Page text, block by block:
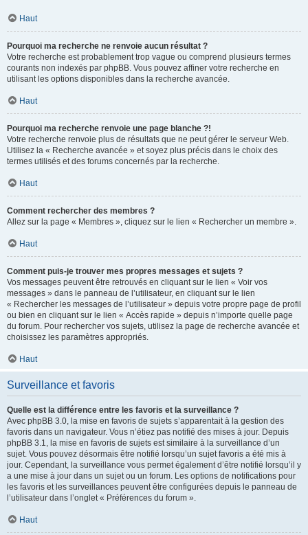
Haut
Pourquoi ma recherche ne renvoie aucun résultat ?
Votre recherche est probablement trop vague ou comprend plusieurs termes
courants non indexés par phpBB. Vous pouvez affiner votre recherche en
utilisant les options disponibles dans la recherche avancée.
Haut
Pourquoi ma recherche renvoie une page blanche ?!
Votre recherche renvoie plus de résultats que ne peut gérer le serveur Web.
Utilisez la « Recherche avancée » et soyez plus précis dans le choix des
termes utilisés et des forums concernés par la recherche.
Haut
Comment rechercher des membres ?
Allez sur la page « Membres », cliquez sur le lien « Rechercher un membre ».
Haut
Comment puis-je trouver mes propres messages et sujets ?
Vos messages peuvent être retrouvés en cliquant sur le lien « Voir vos
messages » dans le panneau de l’utilisateur, en cliquant sur le lien
« Rechercher les messages de l’utilisateur » depuis votre propre page de profil
ou bien en cliquant sur le lien « Accès rapide » depuis n’importe quelle page
du forum. Pour rechercher vos sujets, utilisez la page de recherche avancée et
choisissez les paramètres appropriés.
Haut
Surveillance et favoris
Quelle est la différence entre les favoris et la surveillance ?
Avec phpBB 3.0, la mise en favoris de sujets s’apparentait à la gestion des
favoris dans un navigateur. Vous n’étiez pas notifié des mises à jour. Depuis
phpBB 3.1, la mise en favoris de sujets est similaire à la surveillance d’un
sujet. Vous pouvez désormais être notifié lorsqu’un sujet favoris a été mis à
jour. Cependant, la surveillance vous permet également d’être notifié lorsqu’il y
a une mise à jour dans un sujet ou un forum. Les options de notifications pour
les favoris et les surveillances peuvent être configurées depuis le panneau de
l’utilisateur dans l’onglet « Préférences du forum ».
Haut